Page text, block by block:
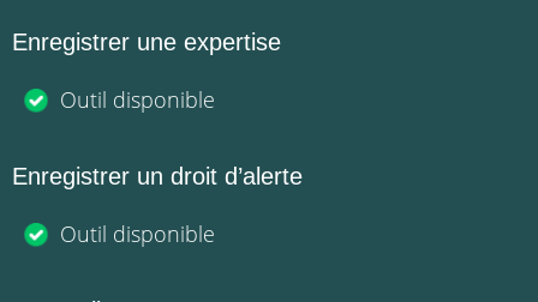
Enregistrer une expertise
Outil disponible
Enregistrer un droit d’alerte
Outil disponible